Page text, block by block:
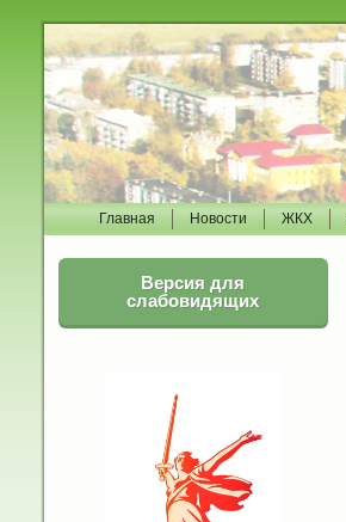
Главная Новости ЖКХ
Версия для
слабовидящих